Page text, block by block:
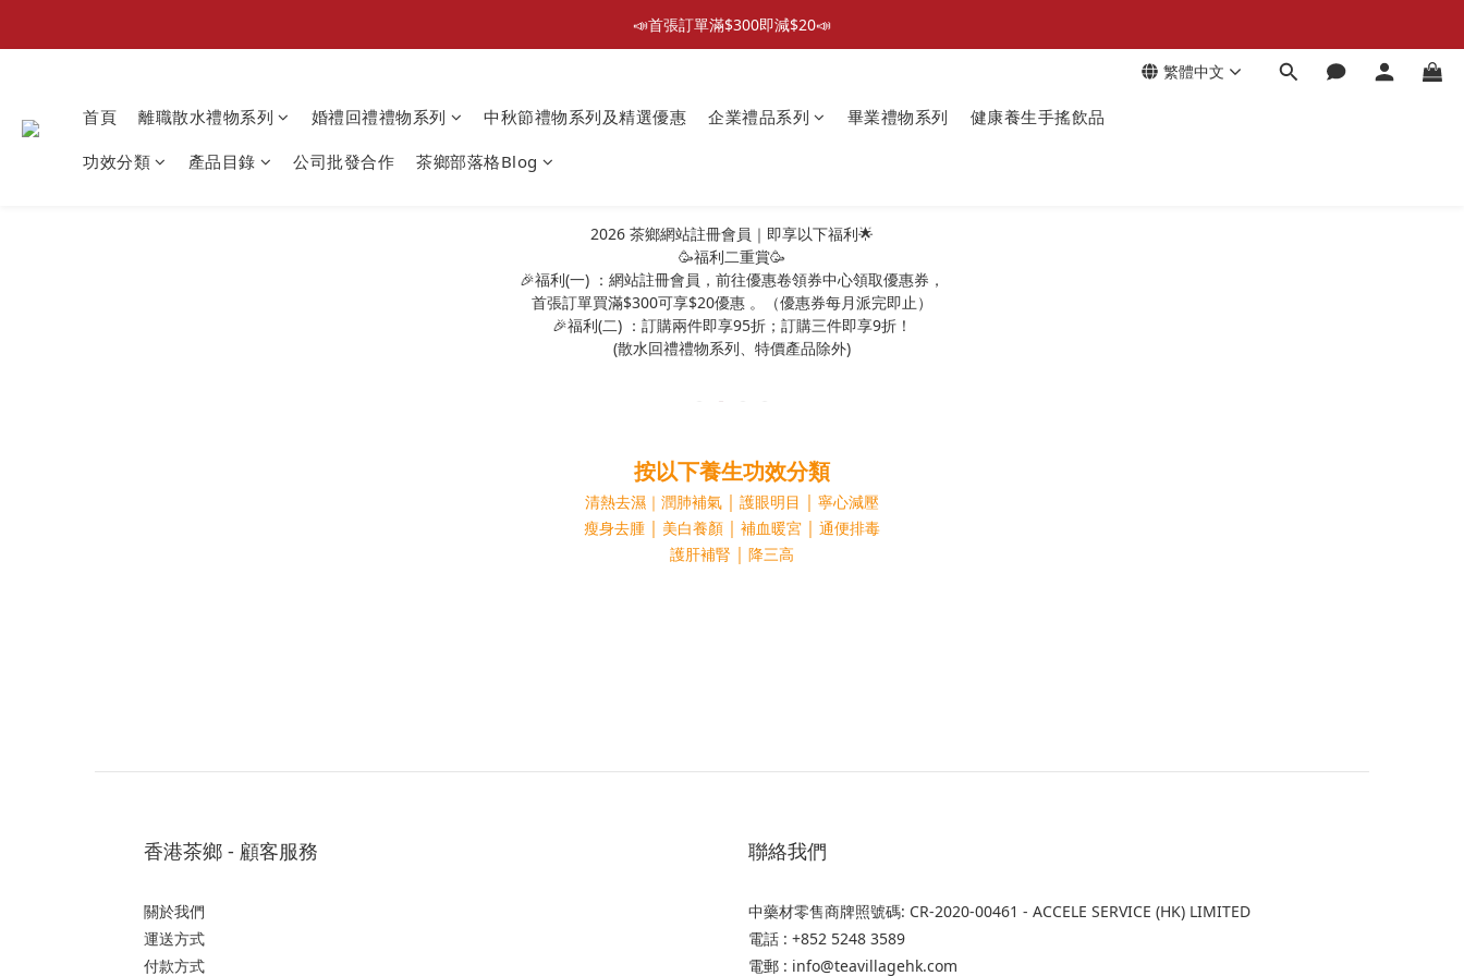
📣首張訂單滿$300即減$20📣
📣首張訂單滿$300即減$20📣
📦折後付款滿$300免運費 （香港、澳門）
繁體中文
首頁 離職散水禮物系列 婚禮回禮禮物系列 中秋節禮物系列及精選優惠 企業禮品系列 畢業禮物系列 健康養生手搖飲品
功效分類 產品目錄 公司批發合作 茶鄉部落格Blog
2026 茶鄉網站註冊會員｜即享以下福利🌟
🥳福利二重賞🥳
🎉福利(一) ：網站註冊會員，前往優惠卷領券中心領取優惠券，
首張訂單買滿$300可享$20優惠 。（優惠券每月派完即止）
🎉福利(二) ：訂購兩件即享95折；訂購三件即享9折！
(散水回禮禮物系列、特價產品除外)
按以下養生功效分類
清熱去濕｜潤肺補氣 ｜ 護眼明目 ｜ 寧心減壓
瘦身去腫 ｜ 美白養顏 ｜ 補血暖宮 ｜ 通便排毒
護肝補腎 ｜ 降三高
香港茶鄉 - 顧客服務
關於我們
運送方式
付款方式
聯絡我們
中藥材零售商牌照號碼: CR-2020-00461 - ACCELE SERVICE (HK) LIMITED
電話 : +852 5248 3589
電郵 : info@teavillagehk.com